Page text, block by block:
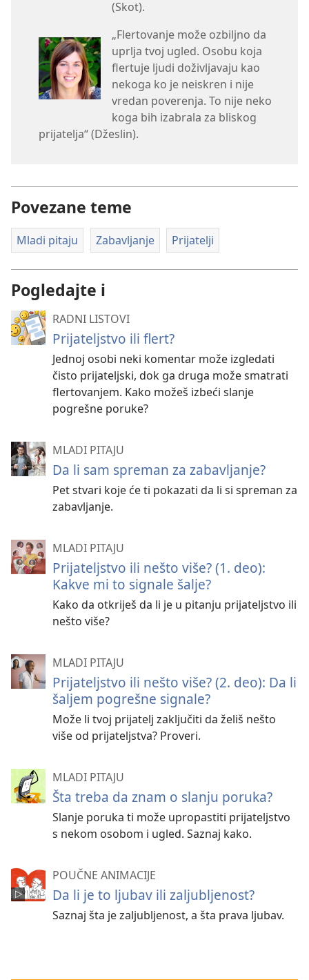
(Skot).
„Flertovanje može ozbiljno da
uprlja tvoj ugled. Osobu koja
flertuje ljudi doživljavaju kao
nekoga ko je neiskren i nije
vredan poverenja. To nije neko
koga bih izabrala za bliskog
prijatelja“ (Džeslin).
Povezane teme
Mladi pitaju Zabavljanje Prijatelji
Pogledajte i
RADNI LISTOVI
Prijateljstvo ili flert?
Jednoj osobi neki komentar može izgledati
čisto prijateljski, dok ga druga može smatrati
flertovanjem. Kako možeš izbeći slanje
pogrešne poruke?
MLADI PITAJU
Da li sam spreman za zabavljanje?
Pet stvari koje će ti pokazati da li si spreman za
zabavljanje.
MLADI PITAJU
Prijateljstvo ili nešto više? (1. deo):
Kakve mi to signale šalje?
Kako da otkriješ da li je u pitanju prijateljstvo ili
nešto više?
MLADI PITAJU
Prijateljstvo ili nešto više? (2. deo): Da li
šaljem pogrešne signale?
Može li tvoj prijatelj zaključiti da želiš nešto
više od prijateljstva? Proveri.
MLADI PITAJU
Šta treba da znam o slanju poruka?
Slanje poruka ti može upropastiti prijateljstvo
s nekom osobom i ugled. Saznaj kako.
POUČNE ANIMACIJE
Da li je to ljubav ili zaljubljenost?
Saznaj šta je zaljubljenost, a šta prava ljubav.